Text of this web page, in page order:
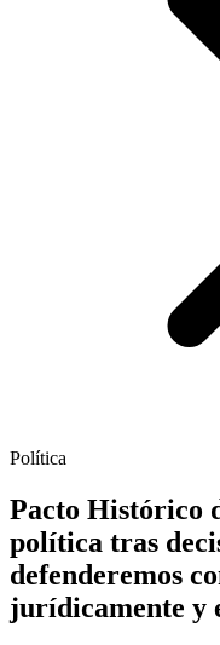
Política
Pacto Histórico
política tras
defenderemos
jurídicamente y